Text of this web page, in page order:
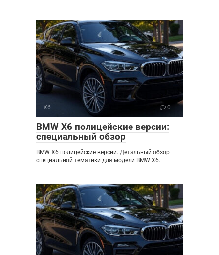
X6 0
BMW X6 полицейские версии:
специальный обзор
BMW X6 полицейские версии. Детальный обзор
специальной тематики для модели BMW X6.